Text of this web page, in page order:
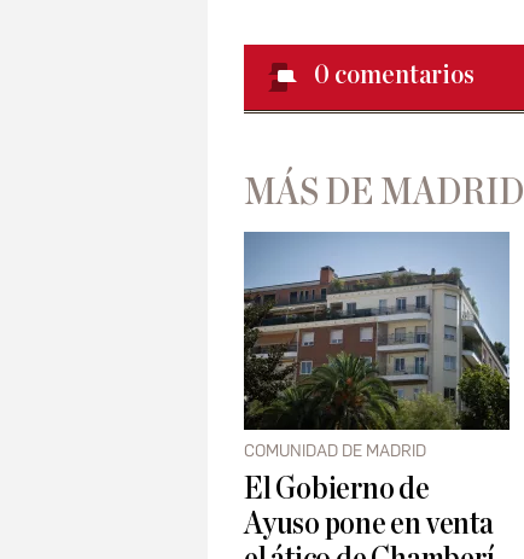
0 comentarios
MÁS DE MADRID
COMUNIDAD DE MADRID
El Gobierno de
Ayuso pone en venta